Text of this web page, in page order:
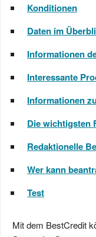
Konditionen
Daten im
Informationen
Interessante
Informationen
Die wichtigsten
Redaktionelle
Wer kann
Test
Mit dem BestCredit